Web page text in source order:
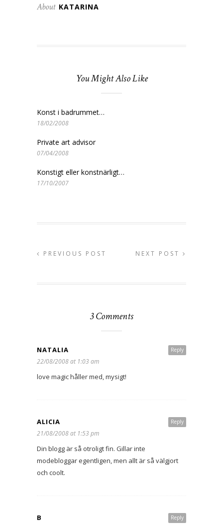
About KATARINA
You Might Also Like
Konst i badrummet…
18/02/2008
Private art advisor
07/04/2008
Konstigt eller konstnärligt…
17/10/2007
PREVIOUS POST NEXT POST
3 Comments
Reply
NATALIA
22/08/2008 at 1:03 am
love magic håller med, mysigt!
Reply
ALICIA
21/08/2008 at 1:53 pm
Din blogg är så otroligt fin. Gillar inte
modebloggar egentligen, men allt är så välgjort
och coolt.
Reply
B